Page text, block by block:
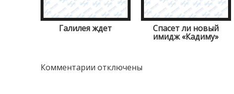
Галилея ждет Спасет ли новый
имидж «Кадиму»
Комментарии отключены